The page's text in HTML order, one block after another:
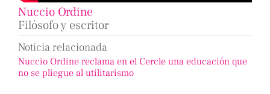
Nuccio Ordine
Filósofo y escritor
Noticia relacionada
Nuccio Ordine reclama en el Cercle una educación que
no se pliegue al utilitarismo